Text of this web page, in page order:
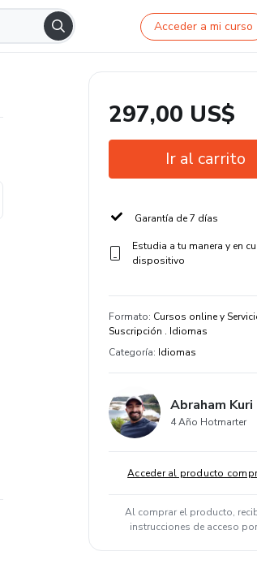
Acceder a mi curso
297,00 US$
Ir al carrito
Garantía de 7 días
Estudia a tu manera y en
dispositivo
Formato: Cursos online y
Suscripción . Idiomas
Categoría: Idiomas
Abraham Kuri
4 Año Hotmarter
Acceder al producto
Al comprar el producto,
instrucciones de acceso